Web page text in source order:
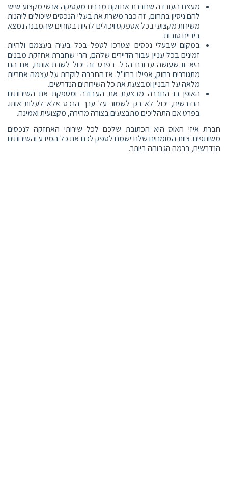
מעצם העובדה שחברת אחזקת מבנים מעסיקה אנשי מקצוע שיש
להם ניסיון בתחום, זה כבר משרת את בעלי הנכסים שיכולים ליהנות
משירות מקצועי בכל אספקט ויכולים להיות בטוחים שהמבנה נמצא
בידיים טובות.
במקום שבעלי נכסים יצטרכו לטפל בכל בעיה בעצמם ולהיות
זמינים בכל עניין עבור הדיירים שלהם, הרי שחברת אחזקת מבנים
היא זו שעושה עבורם הכל. בפרט זה יכול לשרת אותם, אם הם
מתגוררים רחוק, אפילו בחו"ל. אז החברה לוקחת על עצמה אחריות
מלאה על הבניין ומבצעת את כל השירותים הנדרשים.
האופן בו החברה מבצעת את העבודה ומספקת את השירותים
הנדרשים, יכול לא רק לשמור על ערך הנכס אלא לעלות אותו.
בפרט אם התהליכים מתבצעים בצורה מהירה, מקצועית ואמינה.
חברת איזי האוס היא הכתובת שלכם לכל שירותי האחזקה לנכסים
משותפים. צוות המומחים שלנו ישמח לספק לכם את כל המידע והשירותים
הנדרשים, ברמה הגבוהה ביותר.